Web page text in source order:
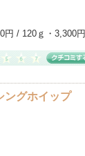
円 / 120ｇ・3,300円
ングホイップ